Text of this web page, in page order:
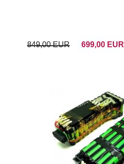
849,00 EUR 699,00 EUR